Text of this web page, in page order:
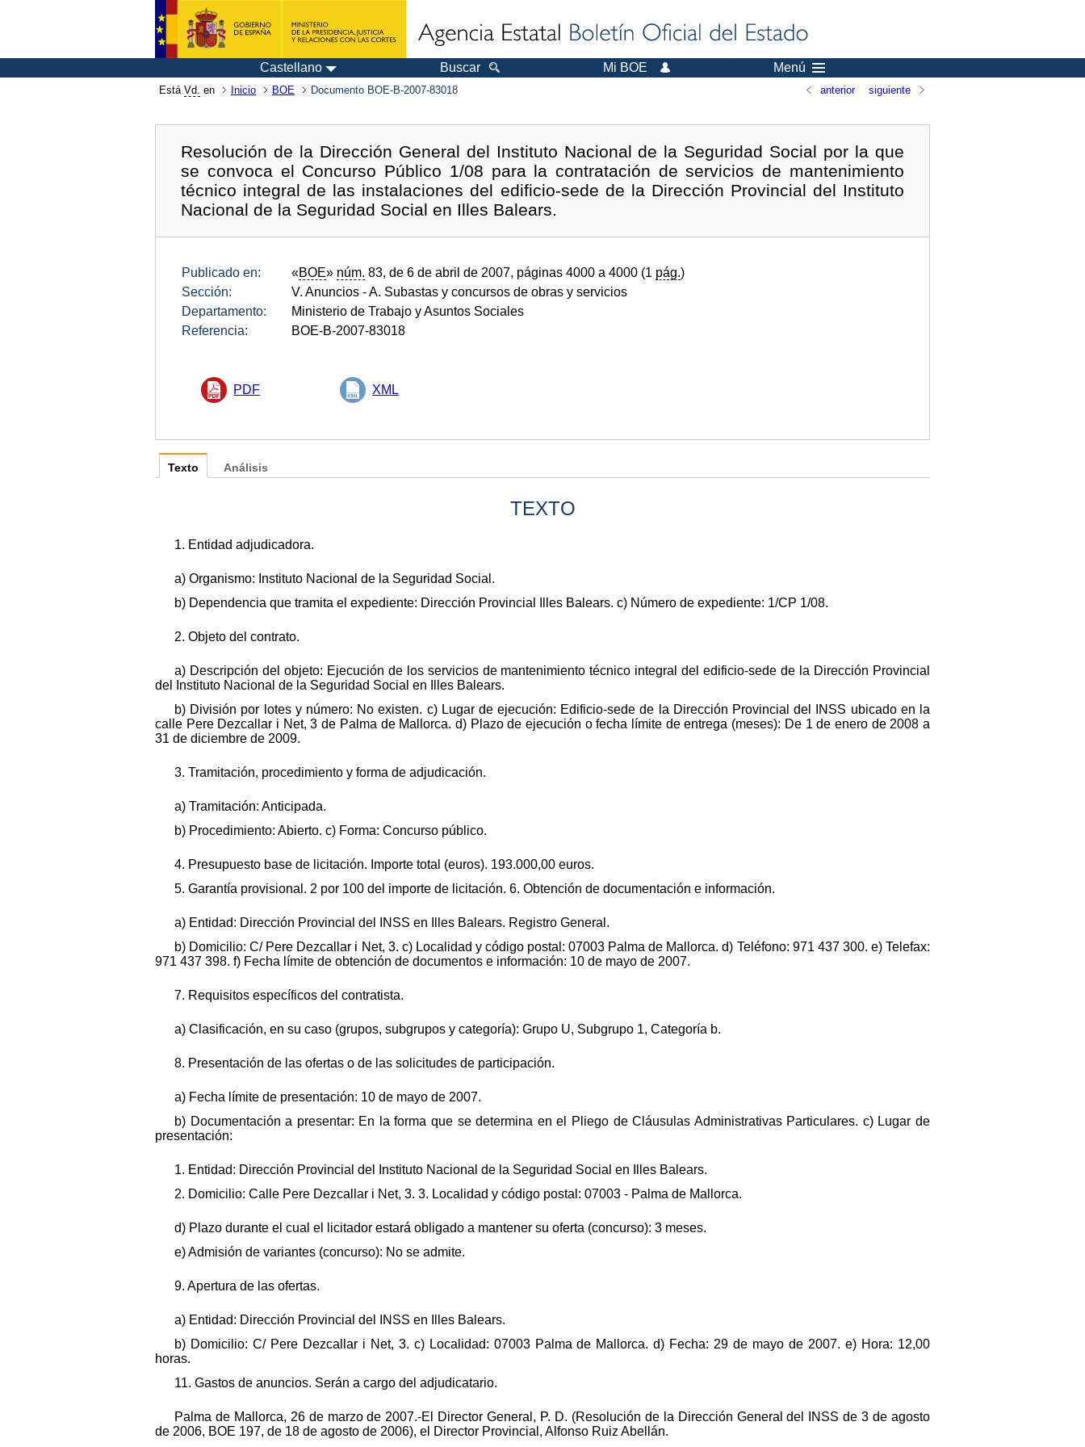
Castellano Buscar Mi BOE Menú
Está Vd. en Inicio BOE Documento BOE-B-2007-83018 anterior siguiente
Resolución de la Dirección General del Instituto Nacional de la Seguridad Social por la que
se convoca el Concurso Público 1/08 para la contratación de servicios de mantenimiento
técnico integral de las instalaciones del edificio-sede de la Dirección Provincial del Instituto
Nacional de la Seguridad Social en Illes Balears.
Publicado en: «BOE» núm. 83, de 6 de abril de 2007, páginas 4000 a 4000 (1 pág.)
Sección:
V. Anuncios - A. Subastas y concursos de obras y servicios
Departamento:
Ministerio de Trabajo y Asuntos Sociales
Referencia:
BOE-B-2007-83018
PDF XML
Texto
TEXTO
1. Entidad adjudicadora.
a) Organismo: Instituto Nacional de la Seguridad Social.
b) Dependencia que tramita el expediente: Dirección Provincial Illes Balears. c) Número de expediente: 1/CP 1/08.
2. Objeto del contrato.
a) Descripción del objeto: Ejecución de los servicios de mantenimiento técnico integral del edificio-sede de la Dirección Provincial
del Instituto Nacional de la Seguridad Social en Illes Balears.
b) División por lotes y número: No existen. c) Lugar de ejecución: Edificio-sede de la Dirección Provincial del INSS ubicado en la
calle Pere Dezcallar i Net, 3 de Palma de Mallorca. d) Plazo de ejecución o fecha límite de entrega (meses): De 1 de enero de 2008 a
31 de diciembre de 2009.
3. Tramitación, procedimiento y forma de adjudicación.
a) Tramitación: Anticipada.
b) Procedimiento: Abierto. c) Forma: Concurso público.
4. Presupuesto base de licitación. Importe total (euros). 193.000,00 euros.
5. Garantía provisional. 2 por 100 del importe de licitación. 6. Obtención de documentación e información.
a) Entidad: Dirección Provincial del INSS en Illes Balears. Registro General.
b) Domicilio: C/ Pere Dezcallar i Net, 3. c) Localidad y código postal: 07003 Palma de Mallorca. d) Teléfono: 971 437 300. e) Telefax:
971 437 398. f) Fecha límite de obtención de documentos e información: 10 de mayo de 2007.
7. Requisitos específicos del contratista.
a) Clasificación, en su caso (grupos, subgrupos y categoría): Grupo U, Subgrupo 1, Categoría b.
8. Presentación de las ofertas o de las solicitudes de participación.
a) Fecha límite de presentación: 10 de mayo de 2007.
b) Documentación a presentar: En la forma que se determina en el Pliego de Cláusulas Administrativas Particulares. c) Lugar de
presentación:
1. Entidad: Dirección Provincial del Instituto Nacional de la Seguridad Social en Illes Balears.
2. Domicilio: Calle Pere Dezcallar i Net, 3. 3. Localidad y código postal: 07003 - Palma de Mallorca.
d) Plazo durante el cual el licitador estará obligado a mantener su oferta (concurso): 3 meses.
e) Admisión de variantes (concurso): No se admite.
9. Apertura de las ofertas.
a) Entidad: Dirección Provincial del INSS en Illes Balears.
b) Domicilio: C/ Pere Dezcallar i Net, 3. c) Localidad: 07003 Palma de Mallorca. d) Fecha: 29 de mayo de 2007. e) Hora: 12,00
horas.
11. Gastos de anuncios. Serán a cargo del adjudicatario.
Palma de Mallorca, 26 de marzo de 2007.-El Director General, P. D. (Resolución de la Dirección General del INSS de 3 de agosto
de 2006, BOE 197, de 18 de agosto de 2006), el Director Provincial, Alfonso Ruiz Abellán.
Análisis